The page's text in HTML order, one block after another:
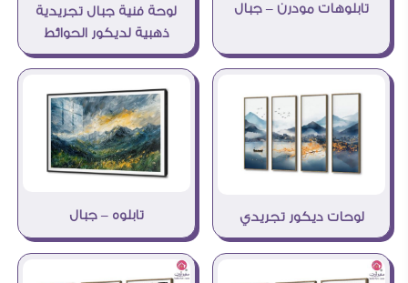
تابلوهات مودرن – جبال
لوحة فنية جبال تجريدية
ذهبية لديكور الحوائط
لوحات ديكور تجريدي تابلوه – جبال